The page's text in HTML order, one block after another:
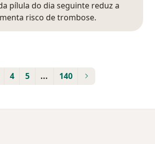
pílula do dia seguinte reduz a
risco de trombose.
4 5 ... 140